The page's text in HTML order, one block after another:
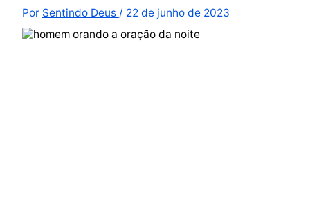
Por Sentindo Deus / 22 de junho de 2023